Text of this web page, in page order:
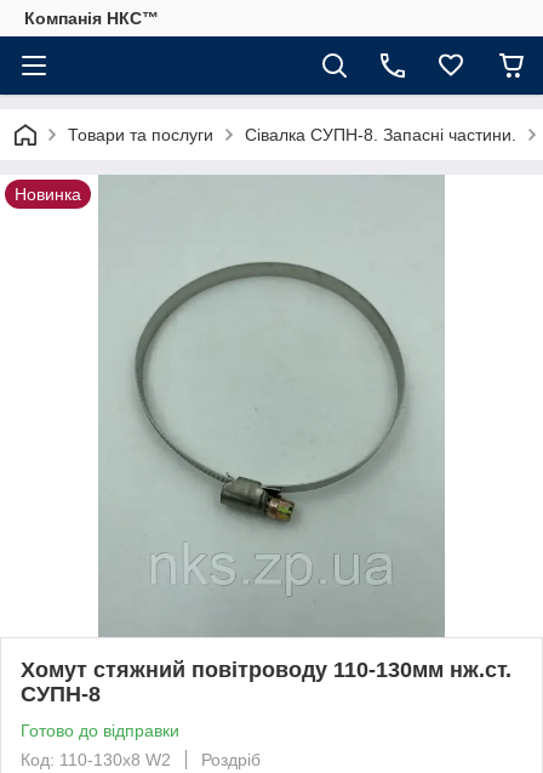
Компанія НКС™
Товари та послуги Сівалка СУПН-8. Запасні частини.
Новинка
Хомут стяжний повітроводу 110-130мм нж.ст.
СУПН-8
Готово до відправки
Код: 110-130х8 W2
Роздріб